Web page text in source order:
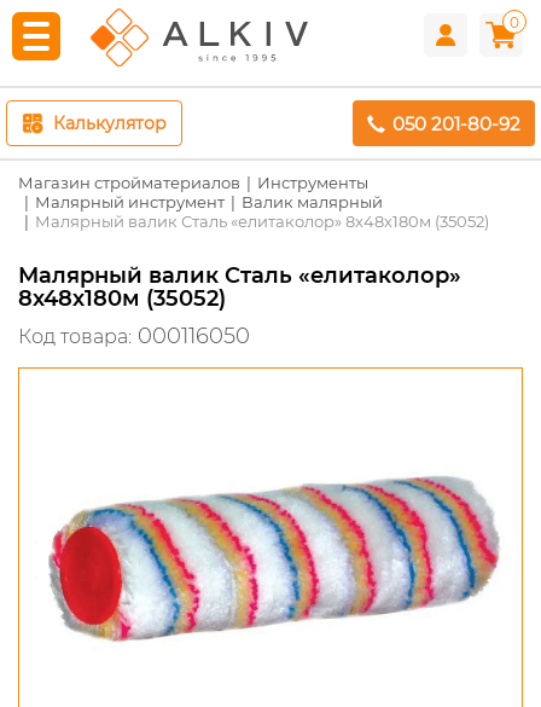
0
Калькулятор 050 201-80-92
Магазин стройматериалов
Инструменты
Малярный инструмент
Валик малярный
Малярный валик Сталь «елитаколор» 8х48х180м (35052)
Малярный валик Сталь «елитаколор»
8х48х180м (35052)
Код товара: 000116050